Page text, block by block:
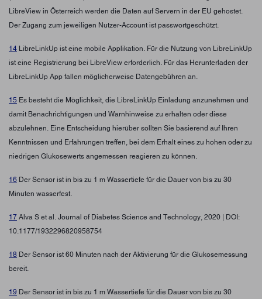
LibreView in Österreich werden die Daten auf Servern in der EU gehostet.
Der Zugang zum jeweiligen Nutzer-Account ist passwortgeschützt.
14 LibreLinkUp ist eine mobile Applikation. Für die Nutzung von LibreLinkUp
ist eine Registrierung bei LibreView erforderlich. Für das Herunterladen der
LibreLinkUp App fallen möglicherweise Datengebühren an.
15 Es besteht die Möglichkeit, die LibreLinkUp Einladung anzunehmen und
damit Benachrichtigungen und Warnhinweise zu erhalten oder diese
abzulehnen. Eine Entscheidung hierüber sollten Sie basierend auf Ihren
Kenntnissen und Erfahrungen treffen, bei dem Erhalt eines zu hohen oder zu
niedrigen Glukosewerts angemessen reagieren zu können.
16 Der Sensor ist in bis zu 1 m Wassertiefe für die Dauer von bis zu 30
Minuten wasserfest.
17 Alva S et al. Journal of Diabetes Science and Technology, 2020 | DOI:
10.1177/1932296820958754
18 Der Sensor ist 60 Minuten nach der Aktivierung für die Glukosemessung
bereit.
19 Der Sensor ist in bis zu 1 m Wassertiefe für die Dauer von bis zu 30